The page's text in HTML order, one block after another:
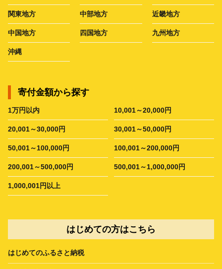
関東地方 中部地方 近畿地方
中国地方 四国地方 九州地方
沖縄
寄付金額から探す
1万円以内 10,001～20,000円
20,001～30,000円 30,001～50,000円
50,001～100,000円 100,001～200,000円
200,001～500,000円 500,001～1,000,000円
1,000,001円以上
はじめての方はこちら
はじめてのふるさと納税